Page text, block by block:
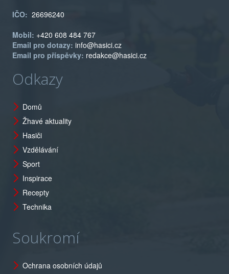
IČO: 26696240
Mobil: +420 608 484 767
Email pro dotazy: info@hasici.cz
Email pro příspěvky: redakce@hasici.cz
Odkazy
Domů
Žhavé aktuality
Hasiči
Vzdělávání
Sport
Inspirace
Recepty
Technika
Soukromí
Ochrana osobních údajů